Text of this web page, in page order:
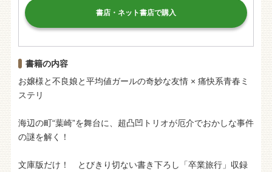
書店・ネット書店で購入
書籍の内容
お嬢様と不良娘と平均値ガールの奇妙な友情 × 痛快系青春ミ
ステリ
海辺の町“葉崎”を舞台に、超凸凹トリオが厄介でおかしな事件
の謎を解く！
文庫版だけ！ とびきり切ない書き下ろし「卒業旅行」収録